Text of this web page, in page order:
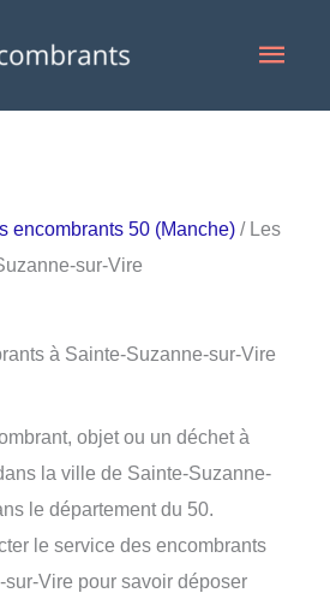
encombrants 50 (Manche) / Les
sur-Vire
à Sainte-Suzanne-sur-Vire
objet ou un déchet à
la ville de Sainte-Suzanne-
le département du 50.
le service des encombrants
Vire pour savoir déposer